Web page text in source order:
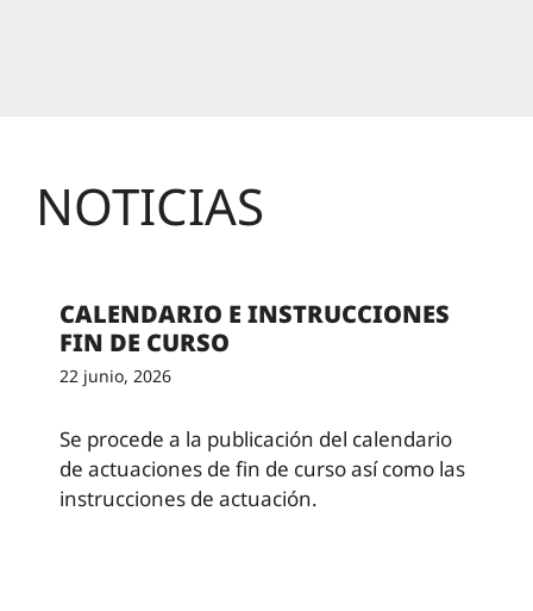
NOTICIAS
CALENDARIO E INSTRUCCIONES
FIN DE CURSO
22 junio, 2026
Se procede a la publicación del calendario
de actuaciones de fin de curso así como las
instrucciones de actuación.